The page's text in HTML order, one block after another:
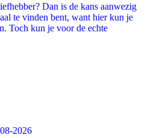
Dan is de kans aanwezig
te vinden bent, want hier kun je
Toch kun je voor de echte
2026